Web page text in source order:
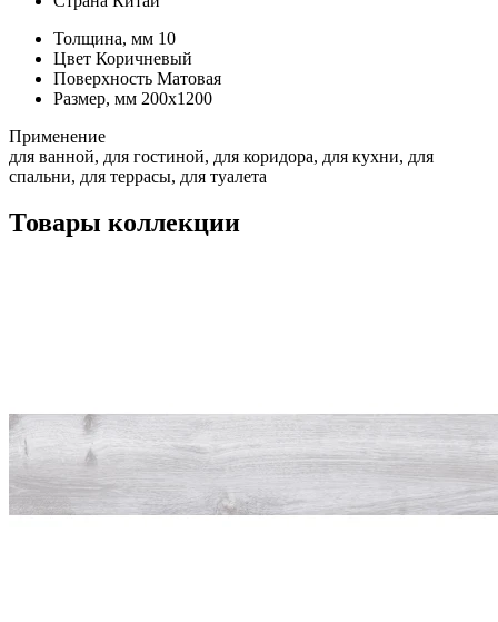
Толщина, мм 10
Цвет Коричневый
Поверхность Матовая
Размер, мм 200x1200
Применение
для ванной, для гостиной, для коридора, для кухни, для
спальни, для террасы, для туалета
Товары коллекции